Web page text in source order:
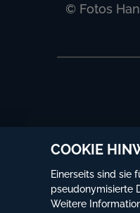
© Fotos
©Globe Wien
Hilfe & Kontakt
COOKIE
Einerseits sind sie
pseudonymisierte
Weitere